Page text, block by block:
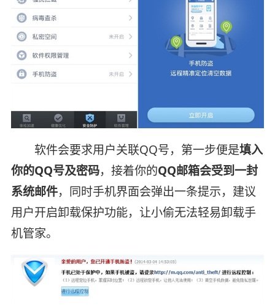
软件会要求用户关联QQ号，第一步便是填入
你的QQ号及密码，接着你的QQ邮箱会受到一封
系统邮件，同时手机界面会弹出一条提示，建议
用户开启卸载保护功能，让小偷无法轻易卸载手
机管家。